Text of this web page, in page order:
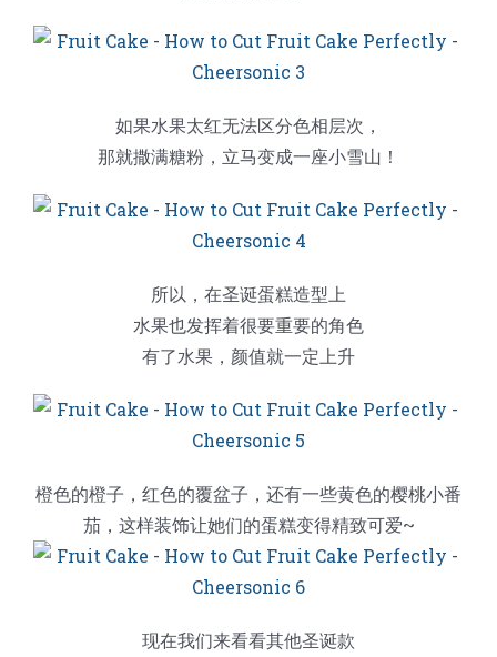
如果水果太红无法区分色相层次，
那就撒满糖粉，立马变成一座小雪山！
所以，在圣诞蛋糕造型上
水果也发挥着很要重要的角色
有了水果，颜值就一定上升
橙色的橙子，红色的覆盆子，还有一些黄色的樱桃小番
茄，这样装饰让她们的蛋糕变得精致可爱~
现在我们来看看其他圣诞款